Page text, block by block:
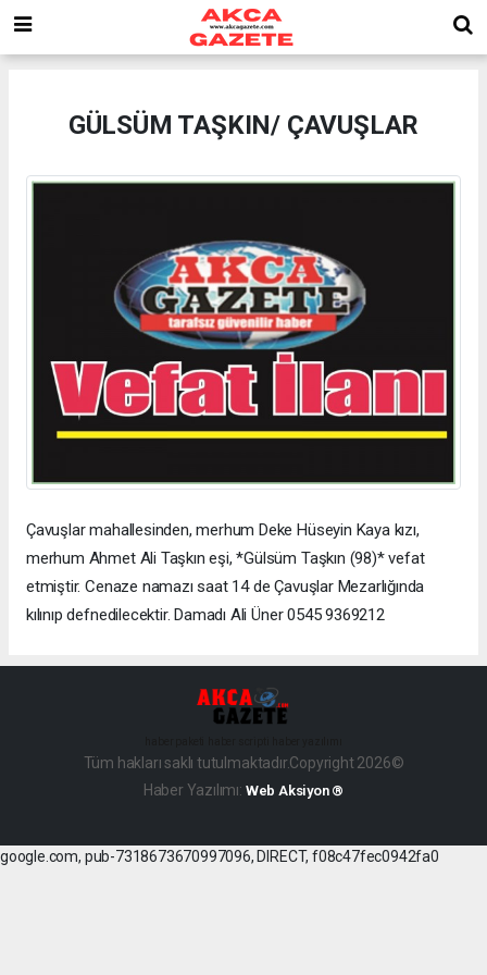
GÜLSÜM TAŞKIN/ ÇAVUŞLAR
Çavuşlar mahallesinden, merhum Deke Hüseyin Kaya kızı,
merhum Ahmet Ali Taşkın eşi, *Gülsüm Taşkın (98)* vefat
etmiştir. Cenaze namazı saat 14 de Çavuşlar Mezarlığında
kılınıp defnedilecektir. Damadı Ali Üner 0545 9369212
Tüm hakları saklı tutulmaktadır.Copyright 2026©
Haber Yazılımı: Web Aksiyon ®
google.com, pub-7318673670997096, DIRECT, f08c47fec0942fa0